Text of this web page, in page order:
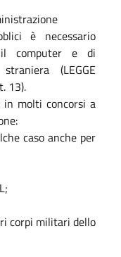
è necessario
computer e di
(LEGGE
13).
in molti concorsi a
caso anche per
corpi militari dello